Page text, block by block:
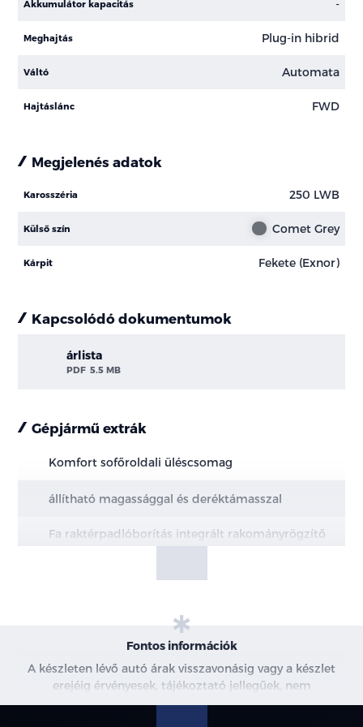
Akkumulátor kapacitás -
Meghajtás Plug-in hibrid
Váltó Automata
Hajtáslánc FWD
Megjelenés adatok
Karosszéria 250 LWB
Külső szín Comet Grey
Kárpit Fekete (Exnor)
Kapcsolódó dokumentumok
árlista
PDF 5.5 MB
Gépjármű extrák
Komfort sofőroldali üléscsomag
állítható magassággal és deréktámasszal
Fa raktérpadlóborítás integrált rakományrögzítő
Fontos információk
A készleten lévő autó árak visszavonásig vagy a készlet
erejéig érvényesek, tájékoztató jellegűek, nem
minősülnek ajánlattételnek, a képek csak illusztrációk. A